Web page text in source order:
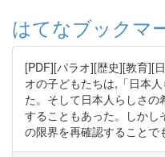
はてなブックマ
[PDF][パラオ][歴史][教育][
オの子どもたちは,「日本
た。そして日本人らしさ
することもあった。しかし
の限界を再確認することで